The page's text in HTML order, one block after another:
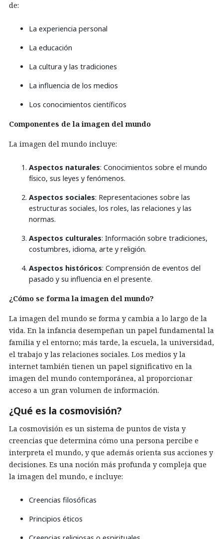
de:
La experiencia personal
La educación
La cultura y las tradiciones
La influencia de los medios
Los conocimientos científicos
Componentes de la imagen del mundo
La imagen del mundo incluye:
Aspectos naturales: Conocimientos sobre el mundo
físico, sus leyes y fenómenos.
Aspectos sociales: Representaciones sobre las
estructuras sociales, los roles, las relaciones y las
normas.
Aspectos culturales: Información sobre tradiciones,
costumbres, idioma, arte y religión.
Aspectos históricos: Comprensión de eventos del
pasado y su influencia en el presente.
¿Cómo se forma la imagen del mundo?
La imagen del mundo se forma y cambia a lo largo de la
vida. En la infancia desempeñan un papel fundamental la
familia y el entorno; más tarde, la escuela, la universidad,
el trabajo y las relaciones sociales. Los medios y la
internet también tienen un papel significativo en la
imagen del mundo contemporánea, al proporcionar
acceso a un gran volumen de información.
¿Qué es la cosmovisión?
La cosmovisión es un sistema de puntos de vista y
creencias que determina cómo una persona percibe e
interpreta el mundo, y que además orienta sus acciones y
decisiones. Es una noción más profunda y compleja que
la imagen del mundo, e incluye:
Creencias filosóficas
Principios éticos